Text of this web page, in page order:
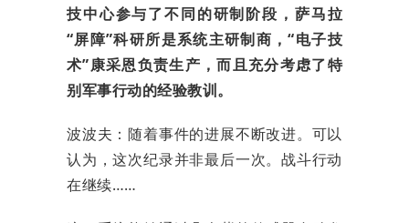
技中心参与了不同的研制阶段，萨马拉
“屏障”科研所是系统主研制商，“电子技
术”康采恩负责生产，而且充分考虑了特
别军事行动的经验教训。
波波夫：随着事件的进展不断改进。可以
认为，这次纪录并非最后一次。战斗行动
在继续……